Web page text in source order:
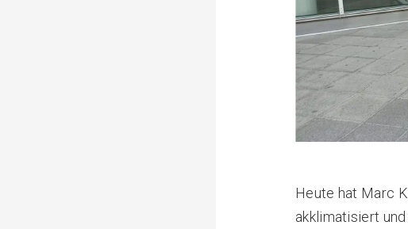
Heute hat Marc
akklimatisiert